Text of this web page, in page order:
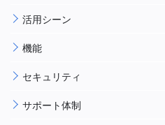
活用シーン
機能
セキュリティ
サポート体制